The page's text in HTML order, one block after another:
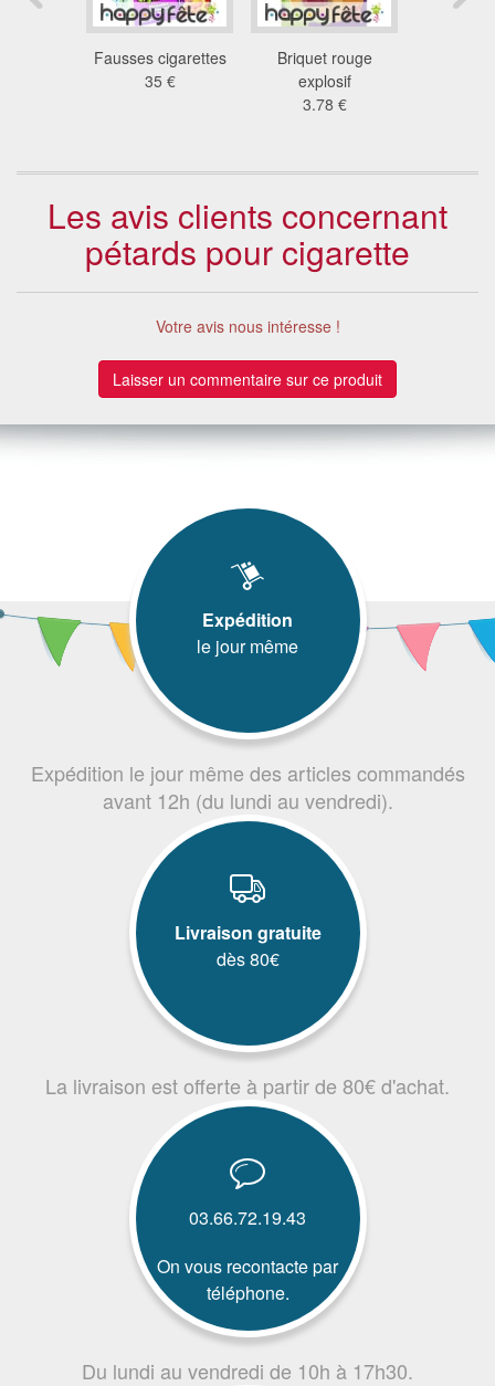
Fausses cigarettes
35 €
Briquet rouge
explosif
3.78 €
Les avis clients concernant
pétards pour cigarette
Votre avis nous intéresse !
Laisser un commentaire sur ce produit
Expédition
le jour même
Expédition le jour même des articles commandés
avant 12h (du lundi au vendredi).
Livraison gratuite
dès 80€
La livraison est offerte à partir de 80€ d'achat.
03.66.72.19.43
On vous recontacte par
téléphone.
Du lundi au vendredi de 10h à 17h30.